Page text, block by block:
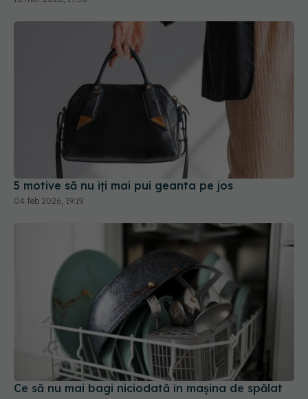
5 motive să nu îți mai pui geanta pe jos
04 feb 2026, 19:19
Ce să nu mai bagi niciodată în mașina de spălat
08 ian 2026, 19:02